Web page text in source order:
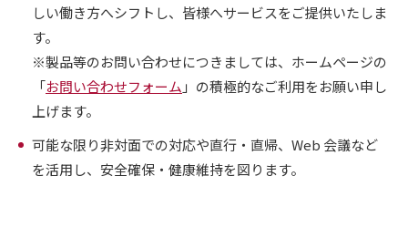
しい働き方へシフトし、皆様へサービスをご提供いたしま
す。
※製品等のお問い合わせにつきましては、ホームページの
「お問い合わせフォーム 」の積極的なご利用をお願い申し
上げます。
可能な限り非対面での対応や直行・直帰、Web 会議など
を活用し、安全確保・健康維持を図ります。